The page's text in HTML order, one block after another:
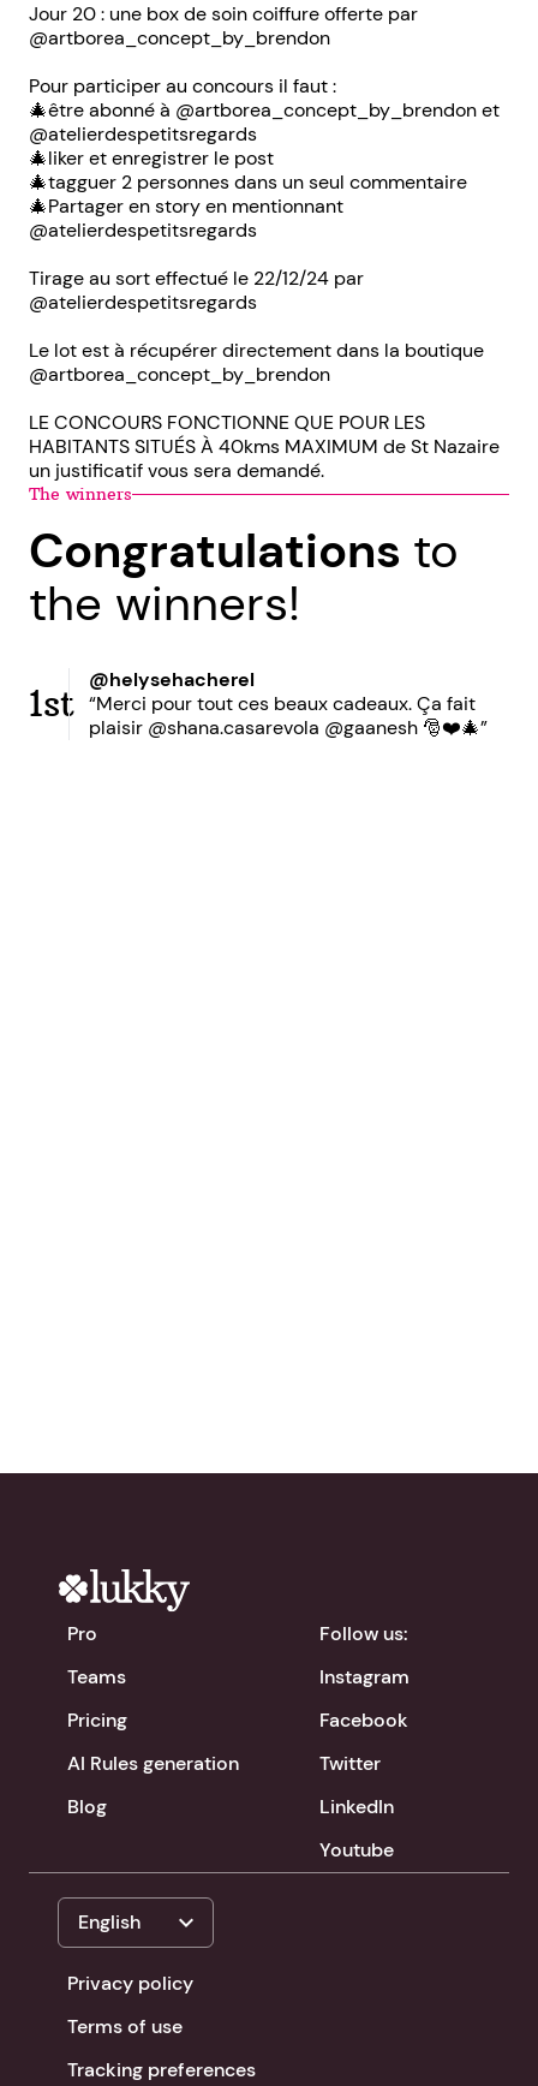
Jour 20 : une box de soin coiffure offerte par
@artborea_concept_by_brendon
Pour participer au concours il faut :
🎄être abonné à @artborea_concept_by_brendon et
@atelierdespetitsregards
🎄liker et enregistrer le post
🎄tagguer 2 personnes dans un seul commentaire
🎄Partager en story en mentionnant
@atelierdespetitsregards
Tirage au sort effectué le 22/12/24 par
@atelierdespetitsregards
Le lot est à récupérer directement dans la boutique
@artborea_concept_by_brendon
LE CONCOURS FONCTIONNE QUE POUR LES
HABITANTS SITUÉS À 40kms MAXIMUM de St Nazaire
un justificatif vous sera demandé.
The winners
Congratulations to
the winners!
1st
@helysehacherel
“Merci pour tout ces beaux cadeaux. Ça fait
plaisir @shana.casarevola @gaanesh 🎅❤️🎄”
Pro
Teams
Pricing
AI Rules generation
Blog
Follow us:
Instagram
Facebook
Twitter
LinkedIn
Youtube
English expand_more
Privacy policy
Terms of use
Tracking preferences